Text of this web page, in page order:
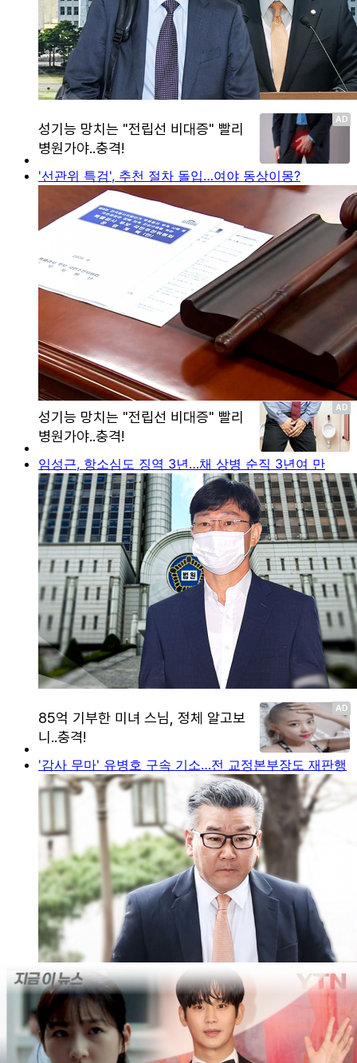
'선관위 특검', 추천 절차 돌입…여야 동상이몽?
임성근, 항소심도 징역 3년…채 상병 순직 3년여 만
'감사 무마' 유병호 구속 기소…전 교정본부장도 재판행
'투표 통계 조작' 추가 압수수색…노태악 출장에 '배우자